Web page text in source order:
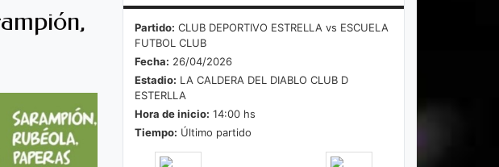
Partido: CLUB DEPORTIVO ESTRELLA vs ESCUELA
FUTBOL CLUB
Fecha: 26/04/2026
Estadio: LA CALDERA DEL DIABLO CLUB D
ESTERLLA
Hora de inicio: 14:00 hs
Tiempo: Último partido